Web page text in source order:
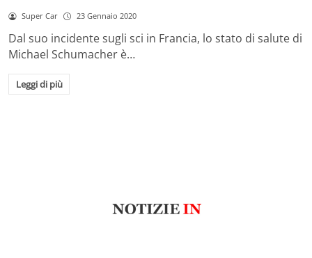
Super Car 23 Gennaio 2020
Dal suo incidente sugli sci in Francia, lo stato di salute di
Michael Schumacher è…
Leggi di più